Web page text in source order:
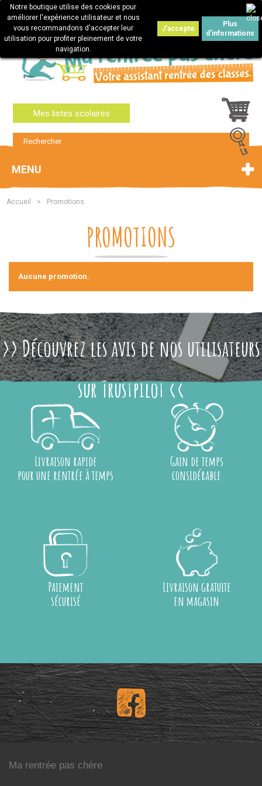
Connexion
Mes listes scolaires
Notre boutique utilise des cookies pour
améliorer l'expérience utilisateur et nous
vous recommandons d'accepter leur
utilisation pour profiter pleinement de votre
navigation.
J'accepte
Plus
d'informations
MENU
Accueil > Promotions
PROMOTIONS
Aucune promotion.
>> Découvrez les avis de nos utilisateurs
sur Trustpilot <<
Livraison rapide
pour une rentrée à temps
Gain de temps
considérable
Paiement
sécurisé
Livraison gratuite
en magasin
Ma rentrée pas chère